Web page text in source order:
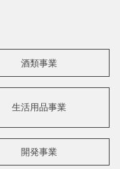
酒類事業
生活用品事業
開発事業